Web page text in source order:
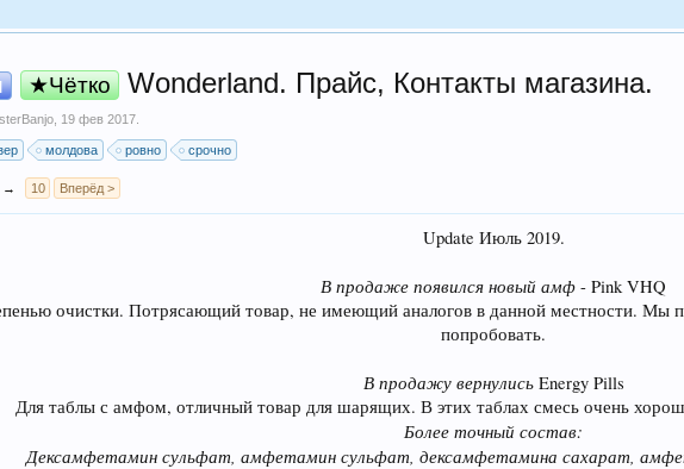
★Чётко Wonderland. Прайс, Контакты магазина.
19 фев 2017
молдова ровно срочно
→ 10 Вперёд >
Update Июль 2019.
В продаже появился новый амф - Pink VHQ
очистки. Потрясающий товар, не имеющий аналогов в данной местности. Мы
попробовать.
В продажу вернулисьEnergy Pills
Для таблы с амфом, отличный товар для шарящих. В этих таблах смесь очень
Более точный состав:
Дексамфетамин сульфат, амфетамин сульфат, дексамфетамина сахарат,